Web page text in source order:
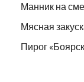
Манник на
Мясная
Пирог